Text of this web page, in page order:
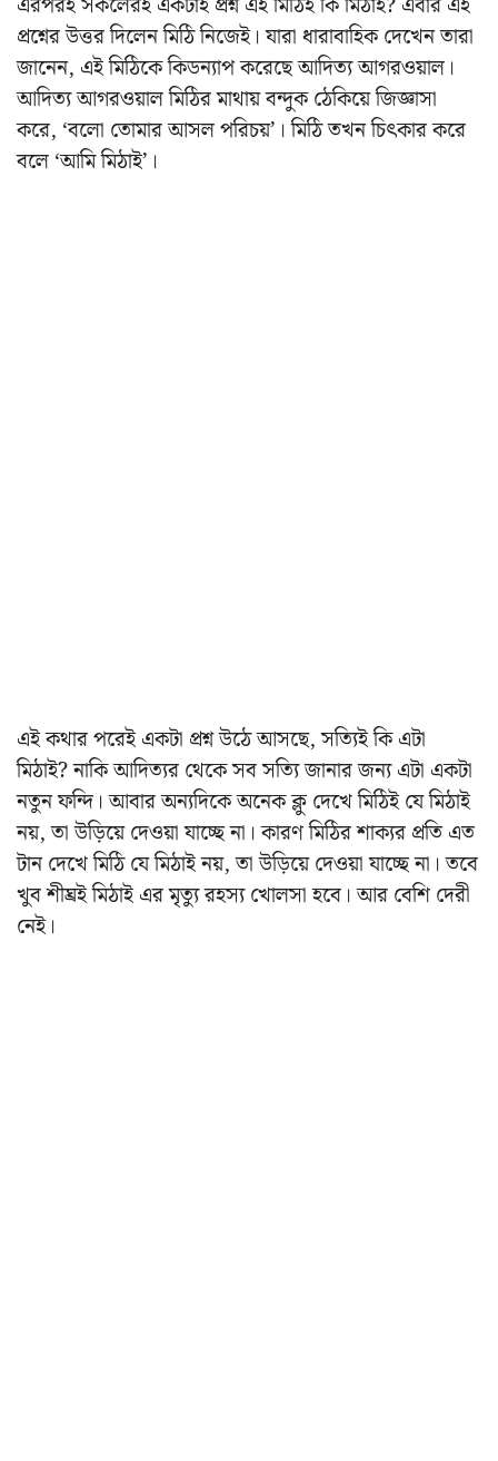
প্রশ্নের উত্তর দিলেন মিঠি নিজেই। যারা ধারাবাহিক দেখেন তারা
জানেন, এই মিঠিকে কিডন্যাপ করেছে আদিত্য আগরওয়াল।
আদিত্য আগরওয়াল মিঠির মাথায় বন্দুক ঠেকিয়ে জিজ্ঞাসা
করে, ‘বলো তোমার আসল পরিচয়’। মিঠি তখন চিৎকার করে
বলে ‘আমি মিঠাই’।
এই কথার পরেই একটা প্রশ্ন উঠে আসছে, সত্যিই কি এটা
মিঠাই? নাকি আদিত্যর থেকে সব সত্যি জানার জন্য এটা একটা
নতুন ফন্দি। আবার অন্যদিকে অনেক ক্লু দেখে মিঠিই যে মিঠাই
নয়, তা উড়িয়ে দেওয়া যাচ্ছে না। কারণ মিঠির শাক্যর প্রতি এত
টান দেখে মিঠি যে মিঠাই নয়, তা উড়িয়ে দেওয়া যাচ্ছে না। তবে
খুব শীঘ্রই মিঠাই এর মৃত্যু রহস্য খোলসা হবে। আর বেশি দেরী
নেই।